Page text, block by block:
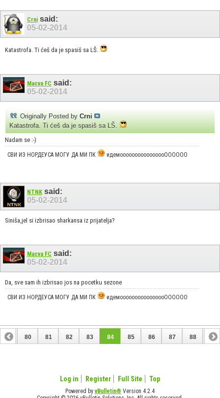
Crni said:
05-02-2014
Katastrofa. Ti ćeš da je spasiš sa LŠ.
Macva FC said:
05-02-2014
Originally Posted by Crni
Katastrofa. Ti ćeš da je spasiš sa LŠ.
Nadam se :-)
СВИ ИЗ НОРДЕУСА МОГУ ДА МИ ПК идемоооооооооооооооОООООО
NTNK said:
05-02-2014
Siniša,jel si izbrisao sharkansa iz prijatelja?
Macva FC said:
05-02-2014
Da, sve sam ih izbrisao jos na pocetku sezone
СВИ ИЗ НОРДЕУСА МОГУ ДА МИ ПК идемоооооооооооооооОООООО
79 80 81 82 83 84 85 86 87 88 89
Log in Register Full Site Top
Powered byvBulletin® Version 4.2.4